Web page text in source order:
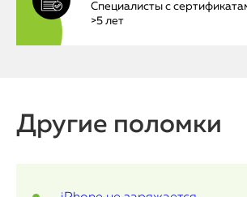
iPad
Специалисты с
>5 лет
Другие поломки